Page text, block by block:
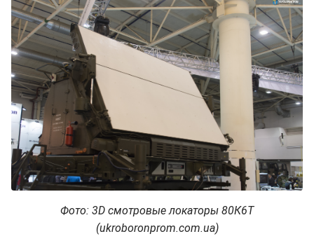
Фото: 3D смотровые локаторы 80К6Т
(ukroboronprom.com.ua)